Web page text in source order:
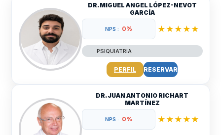
DR. MIGUEL ANGEL LÓPEZ-NEVOT
GARCÍA
NPS : 0% ★★★★★
PSIQUIATRIA
PERFIL RESERVAR
DR. JUAN ANTONIO RICHART
MARTÍNEZ
NPS : 0% ★★★★★